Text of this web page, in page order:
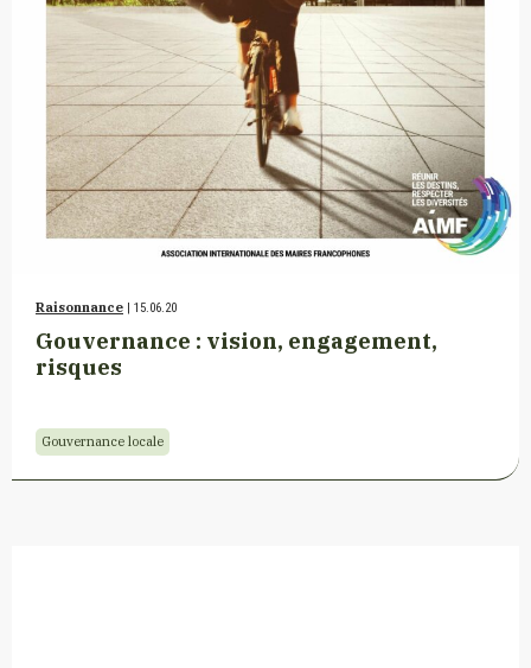
Raisonnance | 15.06.20
Gouvernance : vision, engagement,
risques
Gouvernance locale